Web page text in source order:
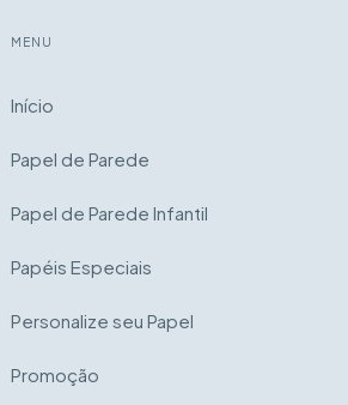
MENU
Início
Papel de Parede
Papel de Parede Infantil
Papéis Especiais
Personalize seu Papel
Promoção